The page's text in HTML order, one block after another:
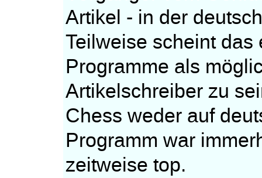
Artikel - in der
Teilweise scheint
Programme als
Artikelschreiber zu
Chess weder auf
Programm war
zeitweise top.